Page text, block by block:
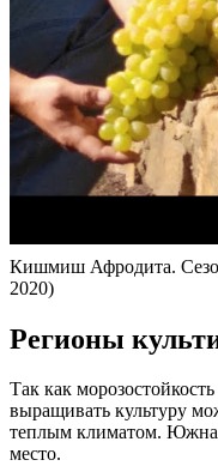
Кишмиш Афродита.
2020)
Регионы
Так как
выращивать культуру
теплым климатом.
место.